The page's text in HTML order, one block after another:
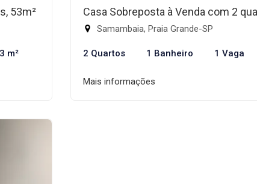
53m²
m²
Casa Sobreposta à Venda com 2
Samambaia, Praia Grande-SP
2 Quartos 1 Banheiro 1 Vaga
Mais informações